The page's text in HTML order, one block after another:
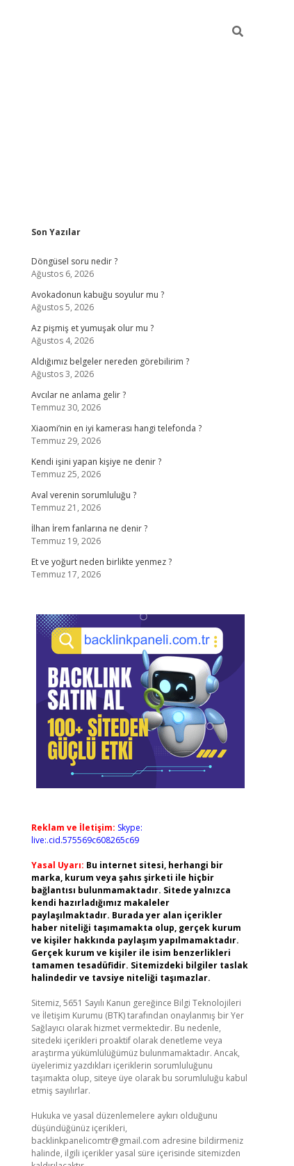
Sidebar
Son Yazılar
Döngüsel soru nedir ?
Ağustos 6, 2026
Avokadonun kabuğu soyulur mu ?
Ağustos 5, 2026
Az pişmiş et yumuşak olur mu ?
Ağustos 4, 2026
Aldığımız belgeler nereden görebilirim ?
Ağustos 3, 2026
Avcılar ne anlama gelir ?
Temmuz 30, 2026
Xiaomi’nin en iyi kamerası hangi telefonda ?
Temmuz 29, 2026
Kendi işini yapan kişiye ne denir ?
Temmuz 25, 2026
Aval verenin sorumluluğu ?
Temmuz 21, 2026
İlhan İrem fanlarına ne denir ?
Temmuz 19, 2026
Et ve yoğurt neden birlikte yenmez ?
Temmuz 17, 2026
Reklam ve İletişim: Skype:
live:.cid.575569c608265c69
Yasal Uyarı: Bu internet sitesi, herhangi bir
marka, kurum veya şahıs şirketi ile hiçbir
bağlantısı bulunmamaktadır. Sitede yalnızca
kendi hazırladığımız makaleler
paylaşılmaktadır. Burada yer alan içerikler
haber niteliği taşımamakta olup, gerçek kurum
ve kişiler hakkında paylaşım yapılmamaktadır.
Gerçek kurum ve kişiler ile isim benzerlikleri
tamamen tesadüfidir. Sitemizdeki bilgiler taslak
halindedir ve tavsiye niteliği taşımazlar.
Sitemiz, 5651 Sayılı Kanun gereğince Bilgi Teknolojileri
ve İletişim Kurumu (BTK) tarafından onaylanmış bir Yer
Sağlayıcı olarak hizmet vermektedir. Bu nedenle,
sitedeki içerikleri proaktif olarak denetleme veya
araştırma yükümlülüğümüz bulunmamaktadır. Ancak,
üyelerimiz yazdıkları içeriklerin sorumluluğunu
taşımakta olup, siteye üye olarak bu sorumluluğu kabul
etmiş sayılırlar.
Hukuka ve yasal düzenlemelere aykırı olduğunu
düşündüğünüz içerikleri,
backlinkpanelicomtr@gmail.com adresine bildirmeniz
halinde, ilgili içerikler yasal süre içerisinde sitemizden